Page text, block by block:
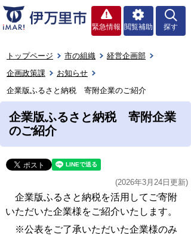
緊急情報 閲覧補助 探す
トップページ 市の組織
経営企画部
企画政策課
お知らせ
企業版ふるさと納税 寄附企業のご紹介
企業版ふるさと納税 寄附企業
のご紹介
(2026年3月24日更新)
企業版ふるさと納税を活用してご寄附
いただいた企業様をご紹介いたします。
※公表をご了承いただいた企業様のみ